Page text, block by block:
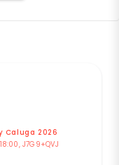
Caluga 2026
J7G9+QVJ